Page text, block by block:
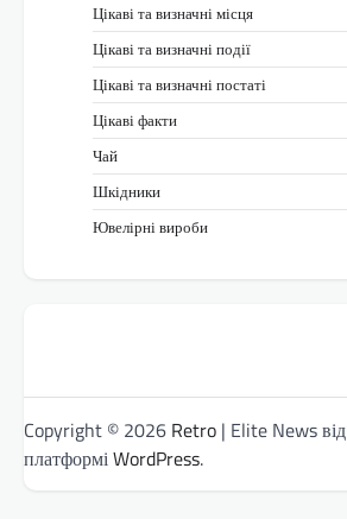
Цікаві та визначні місця
Цікаві та визначні події
Цікаві та визначні постаті
Цікаві факти
Чай
Шкідники
Ювелірні вироби
Copyright © 2026 Retro | Elite News від
платформіWordPress.